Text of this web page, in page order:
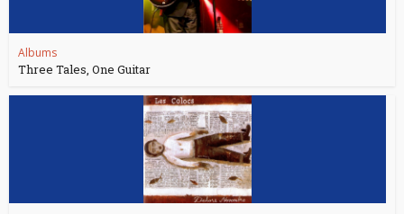
Albums
Three Tales, One Guitar